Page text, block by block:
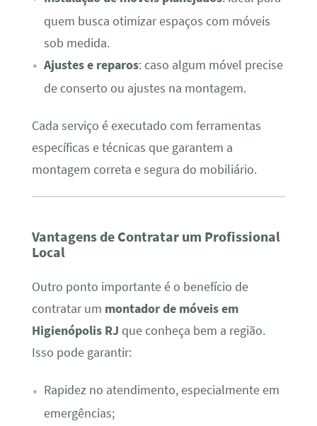
quem busca otimizar espaços com móveis
sob medida.
Ajustes e reparos: caso algum móvel precise
de conserto ou ajustes na montagem.
Cada serviço é executado com ferramentas
específicas e técnicas que garantem a
montagem correta e segura do mobiliário.
Vantagens de Contratar um Profissional
Local
Outro ponto importante é o benefício de
contratar um montador de móveis em
Higienópolis RJ que conheça bem a região.
Isso pode garantir:
Rapidez no atendimento, especialmente em
emergências;